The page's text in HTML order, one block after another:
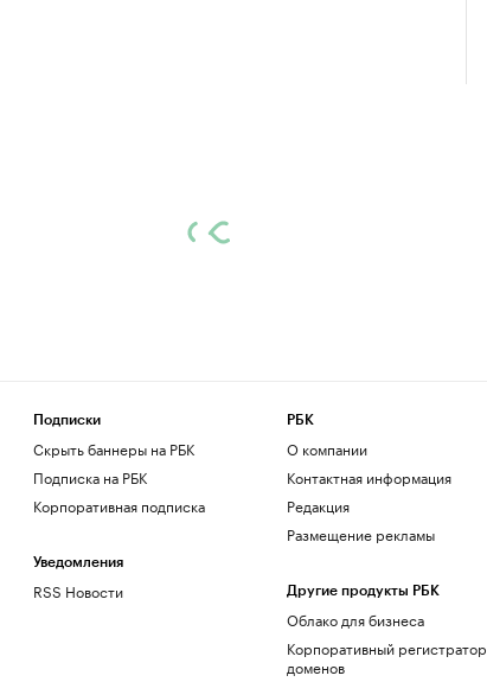
Подписки
Скрыть баннеры на РБК
Подписка на РБК
Корпоративная подписка
Уведомления
RSS Новости
РБК
О компании
Контактная информация
Редакция
Размещение рекламы
Другие продукты РБК
Облако для бизнеса
Корпоративный регистратор
доменов